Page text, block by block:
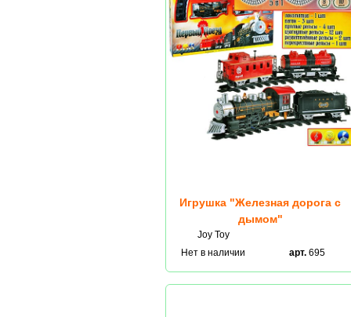
Игрушка "Железная дорога с
дымом"
Joy Toy
Нет в наличии
арт. 695